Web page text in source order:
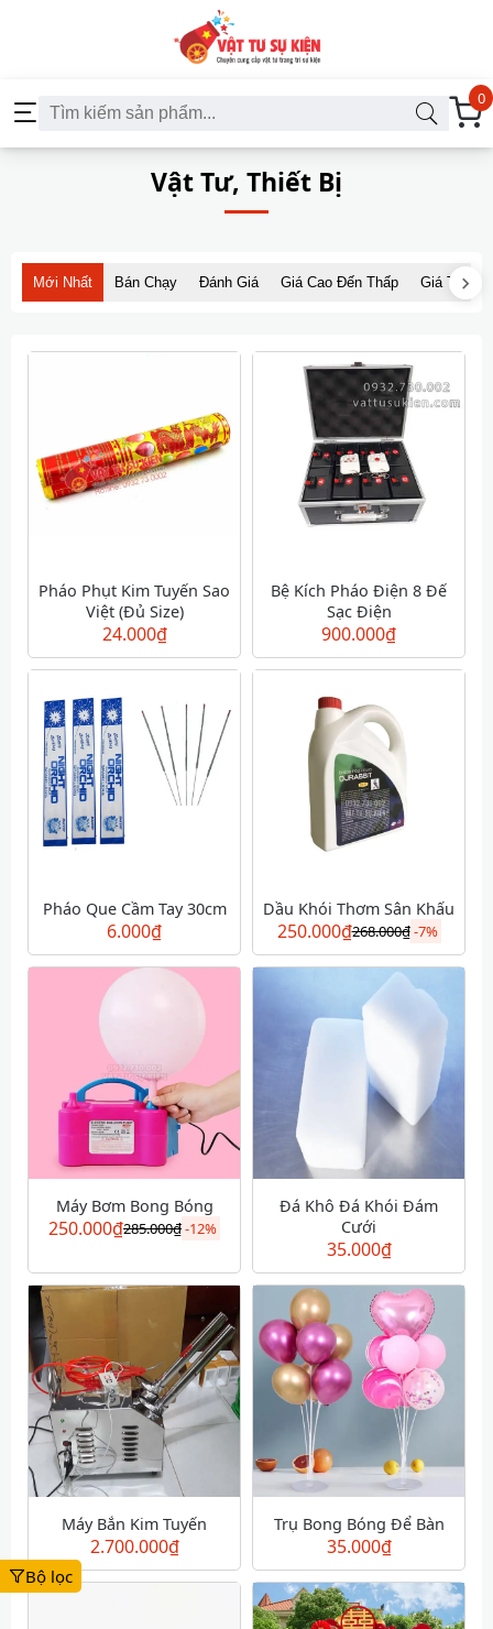
0
Vật Tư, Thiết Bị
Mới Nhất Bán Chạy Đánh Giá Giá Cao Đến Thấp Giá Thấp
Pháo Phụt Kim Tuyến Sao
Việt (Đủ Size)
24.000₫
Bệ Kích Pháo Điện 8 Đế
Sạc Điện
900.000₫
Pháo Que Cầm Tay 30cm
6.000₫
Dầu Khói Thơm Sân Khấu
250.000₫268.000₫-7%
Máy Bơm Bong Bóng
250.000₫285.000₫-12%
Đá Khô Đá Khói Đám
Cưới
35.000₫
Máy Bắn Kim Tuyến
2.700.000₫
Trụ Bong Bóng Để Bàn
35.000₫
Bộ lọc